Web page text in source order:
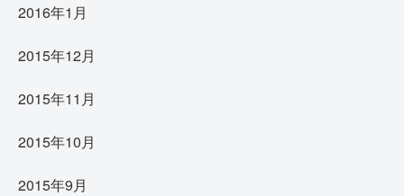
2016年1月
2015年12月
2015年11月
2015年10月
2015年9月